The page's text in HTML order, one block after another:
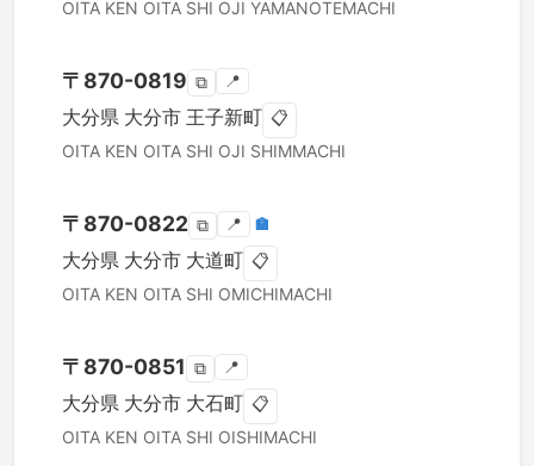
OITA KEN OITA SHI OJI YAMANOTEMACHI
〒 870-0819 ⧉ 📍
大分県 大分市 王子新町 📋
OITA KEN OITA SHI OJI SHIMMACHI
〒 870-0822 ⧉ 📍 🏣
大分県 大分市 大道町 📋
OITA KEN OITA SHI OMICHIMACHI
〒 870-0851 ⧉ 📍
大分県 大分市 大石町 📋
OITA KEN OITA SHI OISHIMACHI